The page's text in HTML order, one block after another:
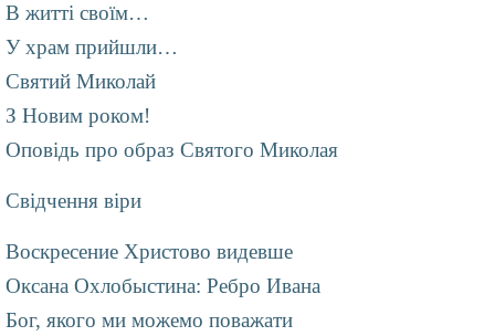
В житті своїм…
У храм прийшли…
Святий Миколай
З Новим роком!
Оповідь про образ Святого Миколая
Свідчення віри
Воскресение Христово видевше
Оксана Охлобыстина: Ребро Ивана
Бог, якого ми можемо поважати